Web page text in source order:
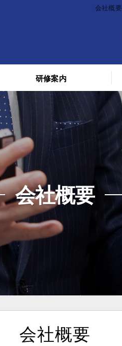
会社概
研修案内
料金
スケジュール
講義を受けた人の声
会社概要
会社概要